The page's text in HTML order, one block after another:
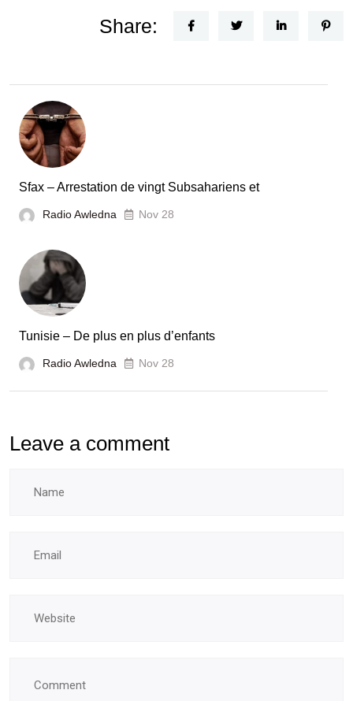
Share:
Sfax – Arrestation de vingt Subsahariens et
Radio Awledna Nov 28
Tunisie – De plus en plus d’enfants
Radio Awledna Nov 28
Leave a comment